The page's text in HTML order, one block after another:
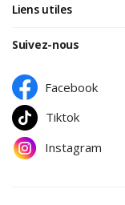
Liens utiles
Suivez-nous
Facebook
Tiktok
Instagram